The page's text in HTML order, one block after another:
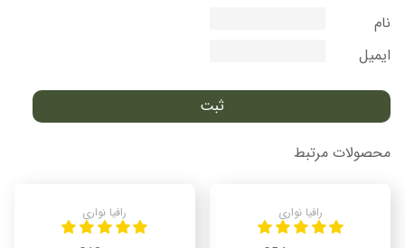
نام
ایمیل
محصولات مرتبط
رافیا نواری رافیا نواری